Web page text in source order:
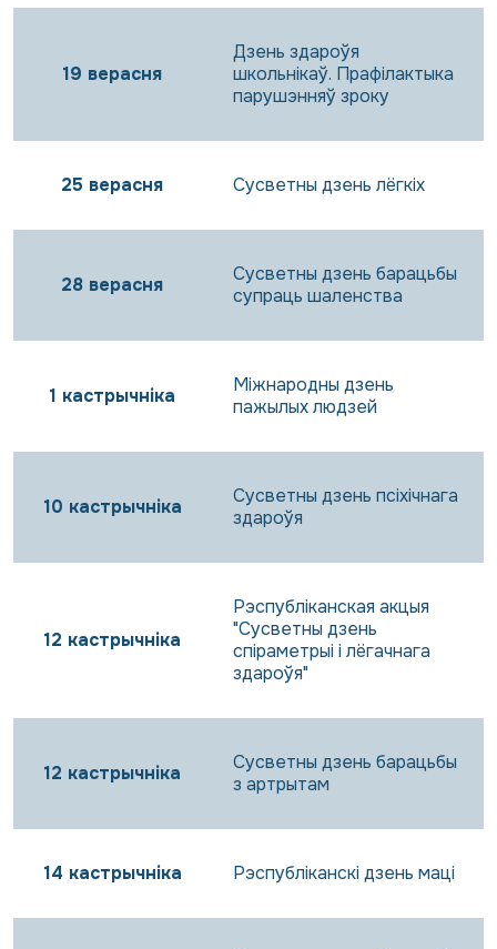
19 верасня
Дзень здароўя
школьнікаў. Прафілактыка
парушэнняў зроку
25 верасня Сусветны дзень лёгкіх
28 верасня
Сусветны дзень барацьбы
супраць шаленства
1 кастрычніка
Міжнародны дзень
пажылых людзей
10 кастрычніка
Сусветны дзень псіхічнага
здароўя
12 кастрычніка
Рэспубліканская акцыя
"Сусветны дзень
спіраметрыі і лёгачнага
здароўя"
12 кастрычніка
Сусветны дзень барацьбы
з артрытам
14 кастрычніка Рэспубліканскі дзень маці